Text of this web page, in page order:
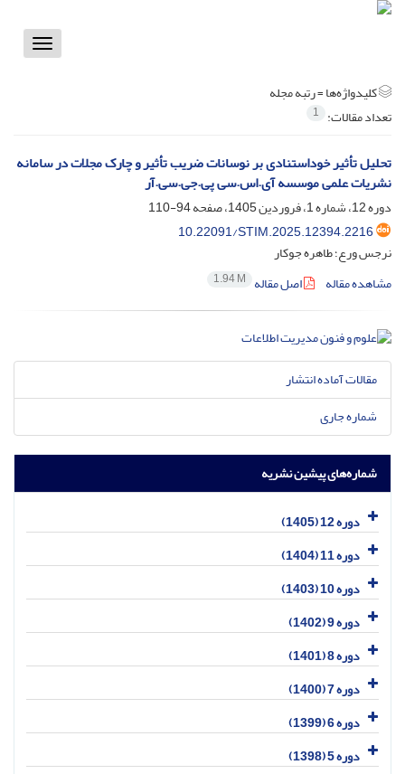
Toggle
کلیدواژه‌ها =رتبه مجله
تعداد مقالات: 1
تحلیل تأثیر خوداستنادی بر نوسانات ضریب تأثیر و چارک مجلات در سامانه
نشریات علمی موسسه آی.اس.سی پی.جی.سی.آر
دوره 12، شماره 1، فروردین 1405، صفحه
94-110
10.22091/STIM.2025.12394.2216
نرجس ورع؛ طاهره جوکار
مشاهده مقاله
اصل مقاله 1.94 M
مقالات آماده انتشار
شماره جاری
شماره‌های پیشین نشریه
دوره 12 (1405)
دوره 11 (1404)
دوره 10 (1403)
دوره 9 (1402)
دوره 8 (1401)
دوره 7 (1400)
دوره 6 (1399)
دوره 5 (1398)